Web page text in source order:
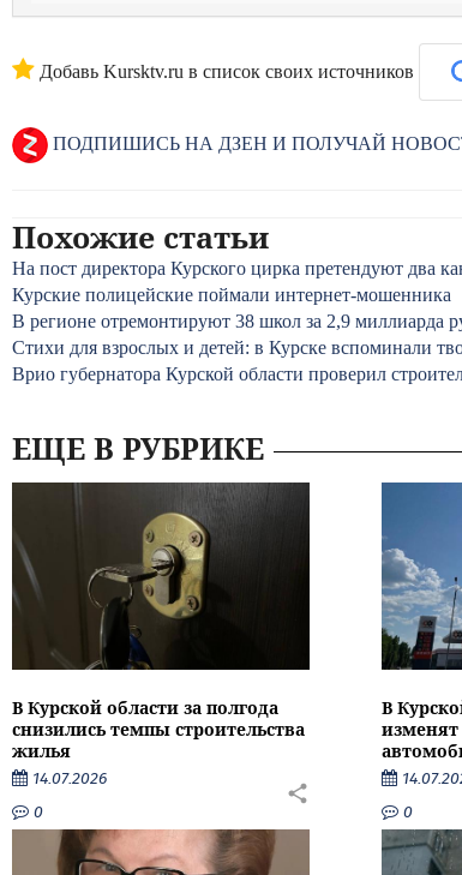
Добавь Kursktv.ru в список своих источников
ПОДПИШИСЬ НА ДЗЕН И ПОЛУЧАЙ
Похожие статьи
На пост директора Курского цирка претендуют два
Курские полицейские поймали интернет-мошенника
В регионе отремонтируют 38 школ за 2,9 миллиарда
Стихи для взрослых и детей: в Курске вспоминали
Врио губернатора Курской области проверил
ЕЩЕ В РУБРИКЕ
В Курской области за полгода
снизились темпы строительства
жилья
14.07.2026
0
В
изменят
0